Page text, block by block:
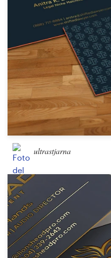
ultrastjarna